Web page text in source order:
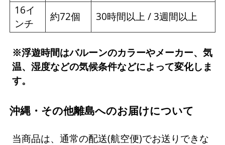
16イ
ンチ
約72個 30時間以上 / 3週間以上
※浮遊時間はバルーンのカラーやメーカー、気
温、湿度などの気候条件などによって変化しま
す。
沖縄・その他離島へのお届けについて
当商品は、通常の配送(航空便)でお送りできな